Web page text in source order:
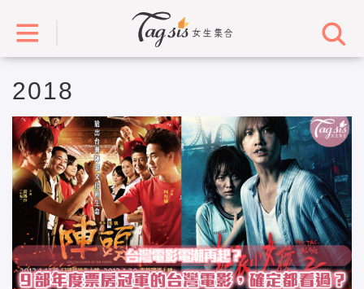
2018